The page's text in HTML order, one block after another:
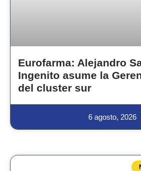
Eurofarma: Alejandro
Ingenito asume la
del cluster sur
6 agosto, 2026